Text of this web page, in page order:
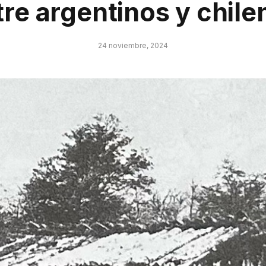
argentinos y
24 noviembre, 2024